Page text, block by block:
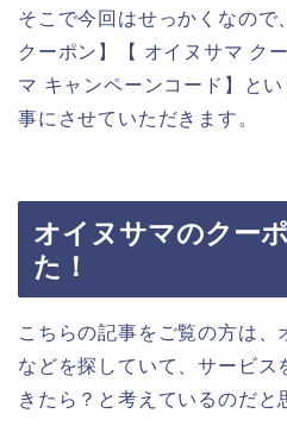
そこで今回はせっかくなので
クーポン】【 オイヌサマ ク
マ キャンペーンコード】と
事にさせていただきます。
オイヌサマのクー
た！
こちらの記事をご覧の方は、
などを探していて、サービス
きたら？と考えているのだと